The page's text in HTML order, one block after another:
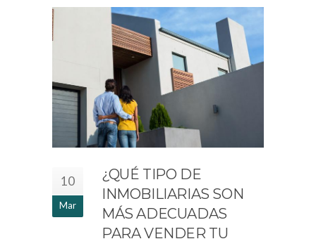
10
Mar
¿QUÉ TIPO DE
INMOBILIARIAS SON
MÁS ADECUADAS
PARA VENDER TU